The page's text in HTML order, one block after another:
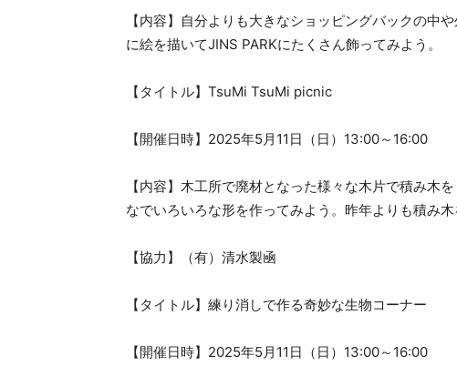
【内容】自分よりも大きなショッピングバックの中
に絵を描いてJINS PARKにたくさん飾ってみよう。
【タイトル】TsuMi TsuMi picnic
【開催日時】2025年5月11日（日）13:00～16:00
【内容】木工所で廃材となった様々な木片で積み木
なでいろいろな形を作ってみよう。昨年よりも積み
【協力】（有）清水製凾
【タイトル】練り消しで作る奇妙な生物コーナー
【開催日時】2025年5月11日（日）13:00～16:00